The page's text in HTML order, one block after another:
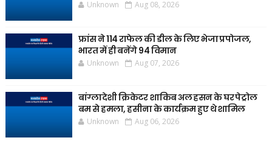
Unknown Aug 08, 2026
फ्रांस ने 114 राफेल की डील के लिए भेजा प्रपोजल,
भारत में ही बनेंगे 94 विमान
Unknown Aug 07, 2026
बांग्लादेशी क्रिकेटर शाकिब अल हसन के घर पेट्रोल
बम से हमला, हसीना के कार्यक्रम हुए थे शामिल
Unknown Aug 06, 2026